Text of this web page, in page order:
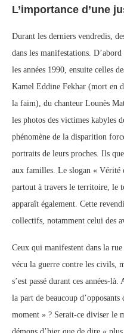
L’importance d’une
Durant les derniers vendredis,
dans les manifestations.
les années 1990, ensuite celles
Kamel Eddine Fekhar (mort en
la faim), du chanteur Lounès
les photos des victimes kabyles
phénomène de la disparition
portraits de leurs proches. Ils
aux familles. Le slogan « Vérité
partout à travers le territoire, le
apparaît également. Cette
collectifs, notamment celui des
Ceux qui manifestent dans la
vécu la guerre contre les civils,
s’est passé durant ces années-
la part de beaucoup
moment » ? Serait-ce diviser le